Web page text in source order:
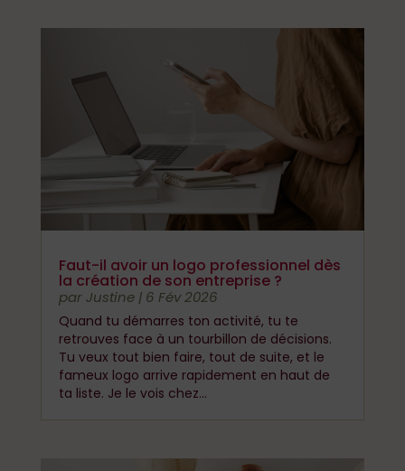
Faut-il avoir un logo professionnel dès
la création de son entreprise ?
parJustine| 6 Fév 2026
Quand tu démarres ton activité, tu te
retrouves face à un tourbillon de décisions.
Tu veux tout bien faire, tout de suite, et le
fameux logo arrive rapidement en haut de
ta liste. Je le vois chez...